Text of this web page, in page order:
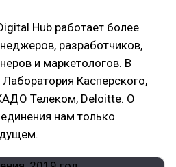
Hub работает более
разработчиков,
и маркетологов. В
Касперского,
Телеком, Deloitte. О
нам только